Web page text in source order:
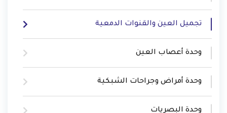
تجميل العين والقنوات الدمعية
وحدة أعصاب العين
وحدة أمراض وجراحات الشبكية
وحدة البصريات